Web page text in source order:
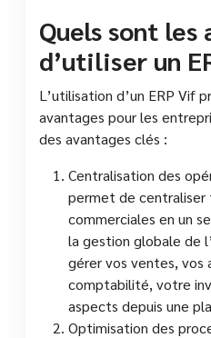
Quels sont les
d’utiliser un
L’utilisation d’un ERP Vif
avantages pour les
des avantages clés :
Centralisation des
permet de
commerciales en un
la gestion globale de
gérer vos ventes, vos
comptabilité, votre
aspects depuis une
Optimisation des